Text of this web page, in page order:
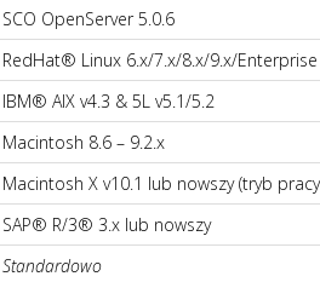
SCO OpenServer 5.0.6
RedHat® Linux 6.x/7.x/8.x/9.x/Enterprise
IBM® AIX v4.3 & 5L v5.1/5.2
Macintosh 8.6 – 9.2.x
Macintosh X v10.1 lub nowszy (tryb
SAP® R/3® 3.x lub nowszy
Standardowo